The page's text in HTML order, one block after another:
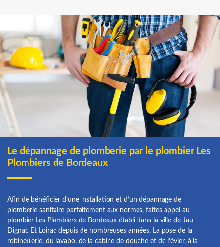
Le dépannage de plomberie par le plombier Les
Plombiers de Bordeaux
Afin de bénéficier d’une installation et d’un dépannage de
plomberie sanitaire parfaitement aux normes, faites appel au
plombier Les Plombiers de Bordeaux établi dans la ville de Jau
Dignac Et Loirac depuis de nombreuses années. La pose de la
robinetterie, du lavabo, de la cabine de douche et de l’évier, à la